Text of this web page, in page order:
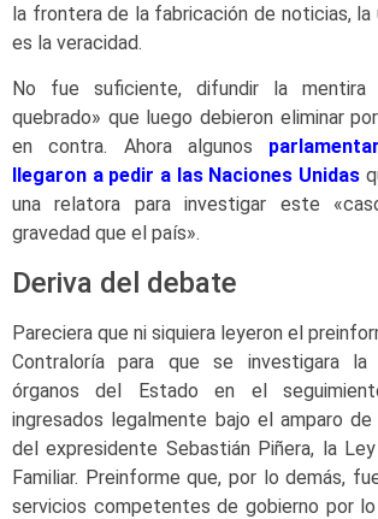
la frontera de la fabricación de noticias, la
es la veracidad.
No fue suficiente, difundir la
quebrado» que luego debieron eliminar
en contra. Ahora algunos
llegaron a pedir a las Naciones Unidas
una relatora para investigar este
gravedad que el país».
Deriva del debate
Pareciera que ni siquiera leyeron el
Contraloría para que se investigara la
órganos del Estado en el
ingresados legalmente bajo el amparo de
del expresidente Sebastián Piñera, la
Familiar. Preinforme que, por lo demás,
servicios competentes de gobierno por